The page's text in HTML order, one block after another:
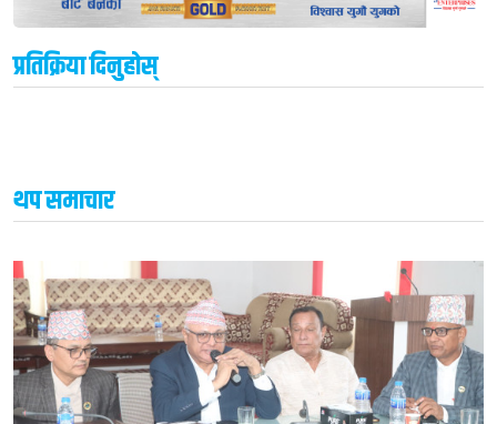
प्रतिक्रिया दिनुहोस्
थप समाचार